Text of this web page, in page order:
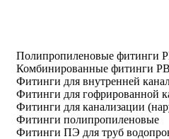
Полипропиленовые фитинги
Комбинированные фитинги
Фитинги для внутренней
Фитинги для гофрированной
Фитинги для канализации
Фитинги полипропиленовые
Фитинги ПЭ для труб